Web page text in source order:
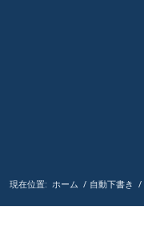
現在位置: ホーム / 自動下書き /